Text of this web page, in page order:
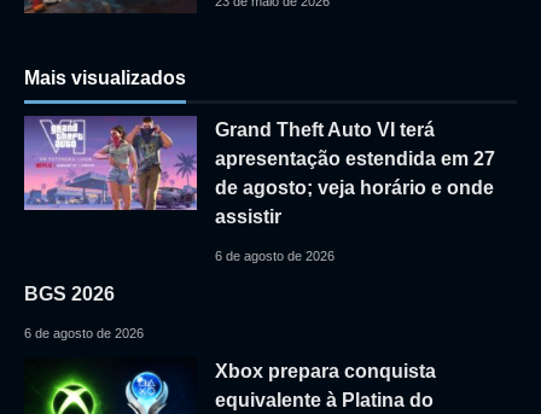
Mais visualizados
Grand Theft Auto VI terá
apresentação estendida em 27
de agosto; veja horário e onde
assistir
6 de agosto de 2026
BGS 2026
6 de agosto de 2026
Xbox prepara conquista
equivalente à Platina do